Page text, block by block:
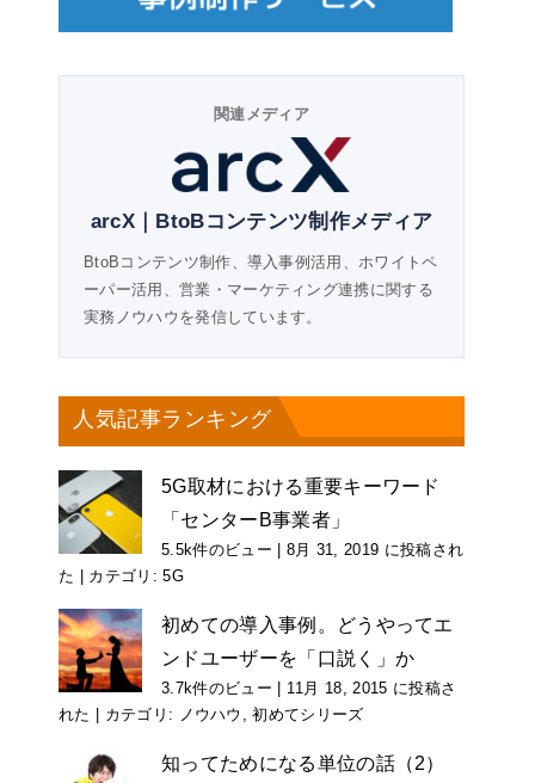
関連メディア
arcX｜BtoBコンテンツ制作メディア
BtoBコンテンツ制作、導入事例活用、ホワイトペ
ーパー活用、営業・マーケティング連携に関する
実務ノウハウを発信しています。
人気記事ランキング
5G取材における重要キーワード
「センターB事業者」
5.5k件のビュー | 8月 31, 2019 に投稿され
た | カテゴリ:5G
初めての導入事例。どうやってエ
ンドユーザーを「口説く」か
3.7k件のビュー | 11月 18, 2015 に投稿さ
れた | カテゴリ: ノウハウ ,初めてシリーズ
知ってためになる単位の話（2）